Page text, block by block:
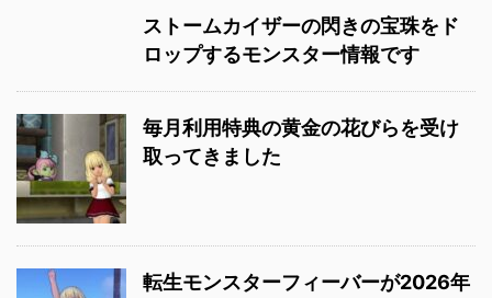
ストームカイザーの閃きの宝珠をド
ロップするモンスター情報です
毎月利用特典の黄金の花びらを受け
取ってきました
転生モンスターフィーバーが2026年